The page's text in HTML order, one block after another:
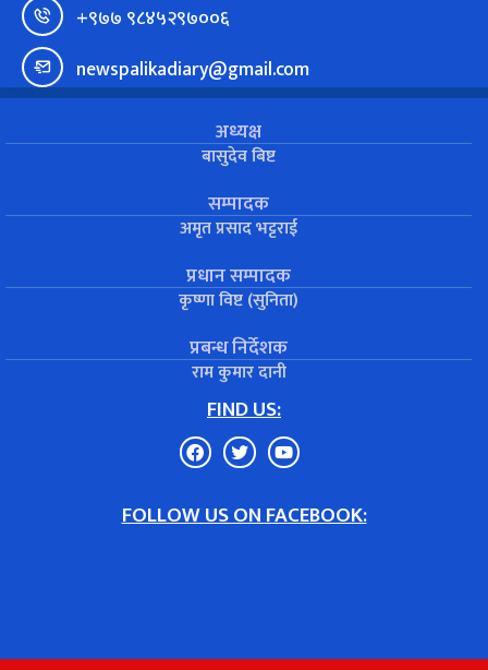
+९७७ ९८४५२९७००६
newspalikadiary@gmail.com
अध्यक्ष
बासुदेव बिष्ट
सम्पादक
अमृत प्रसाद भट्टराई
प्रधान सम्पादक
कृष्णा विष्ट (सुनिता)
प्रबन्ध निर्देशक
राम कुमार दानी
FIND US:
FOLLOW US ON FACEBOOK: